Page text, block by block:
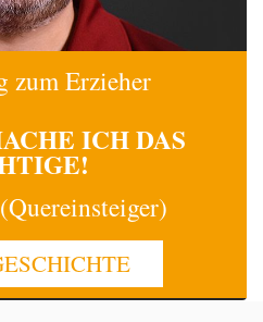
zum Erzieher
ICHDAS